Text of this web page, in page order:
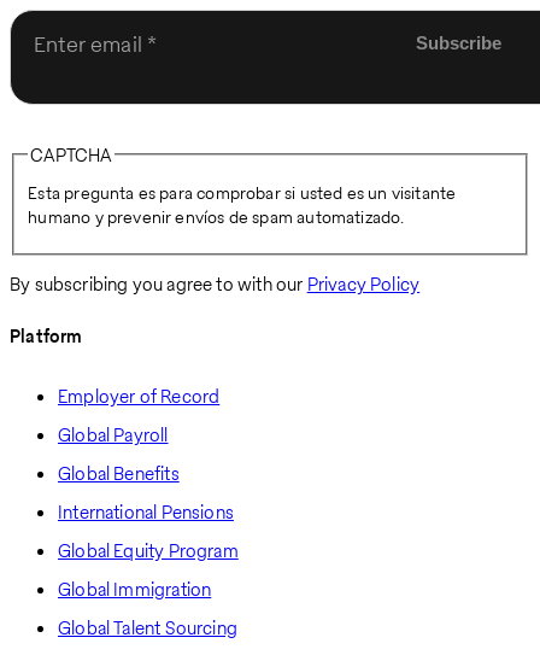
Enter email
CAPTCHA
Esta pregunta es para comprobar si usted es un visitante
humano y prevenir envíos de spam automatizado.
By subscribing you agree to with our Privacy Policy
Platform
Employer of Record
Global Payroll
Global Benefits
International Pensions
Global Equity Program
Global Immigration
Global Talent Sourcing